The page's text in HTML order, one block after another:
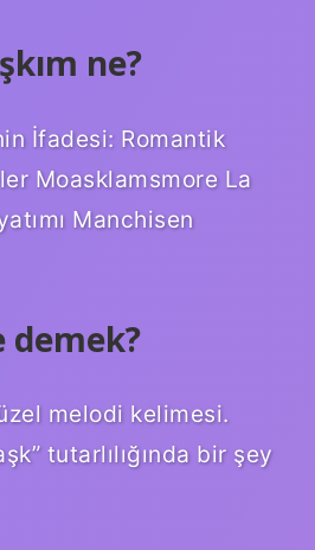
ne?
İfadesi: Romantik
Moasklamsmore La
Manchisen
demek?
melodi kelimesi.
tutarlılığında bir şey